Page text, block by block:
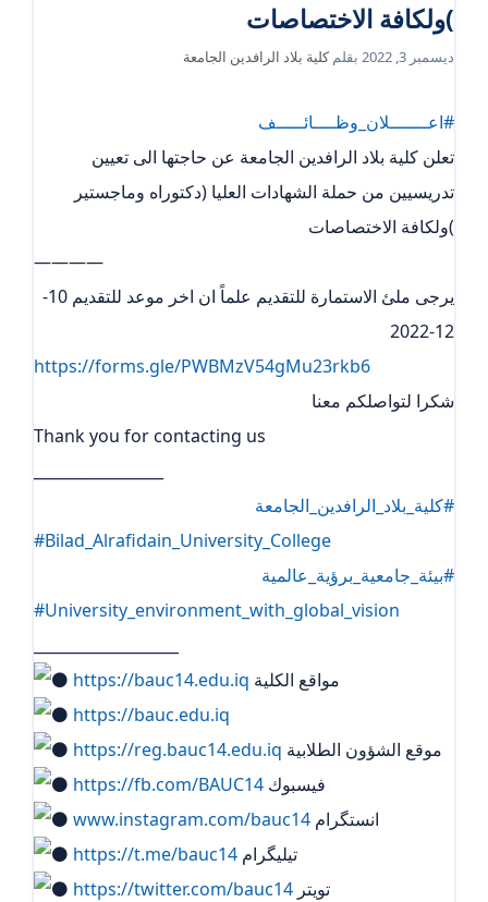
)ولكافة الاختصاصات
ديسمبر 3, 2022 بقلمكلية بلاد الرافدين الجامعة
#اعـــــــلان_وظــــائـــــف
تعلن كلية بلاد الرافدين الجامعة عن حاجتها الى تعيين
تدريسيين من حملة الشهادات العليا (دكتوراه وماجستير
)ولكافة الاختصاصات
————
يرجى ملئ الاستمارة للتقديم علماً ان اخر موعد للتقديم 10-
12-2022
https://forms.gle/PWBMzV54gMu23rkb6
شكرا لتواصلكم معنا
Thank you for contacting us
#كلية_بلاد_الرافدين_الجامعة
#Bilad_Alrafidain_University_College
#بيئة_جامعية_برؤية_عالمية
#University_environment_with_global_vision
https://bauc14.edu.iq مواقع الكلية
https://bauc.edu.iq
https://reg.bauc14.edu.iq موقع الشؤون الطلابية
https://fb.com/BAUC14 فيسبوك
www.instagram.com/bauc14 انستگرام
https://t.me/bauc14 تيليگرام
https://twitter.com/bauc14 تويتر